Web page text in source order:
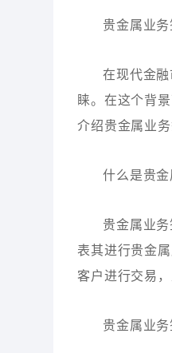
贵金属业
在现代金
睐。在这个背
介绍贵金属业
什么是贵金
贵金属业
表其进行贵金
客户进行交易
贵金属业